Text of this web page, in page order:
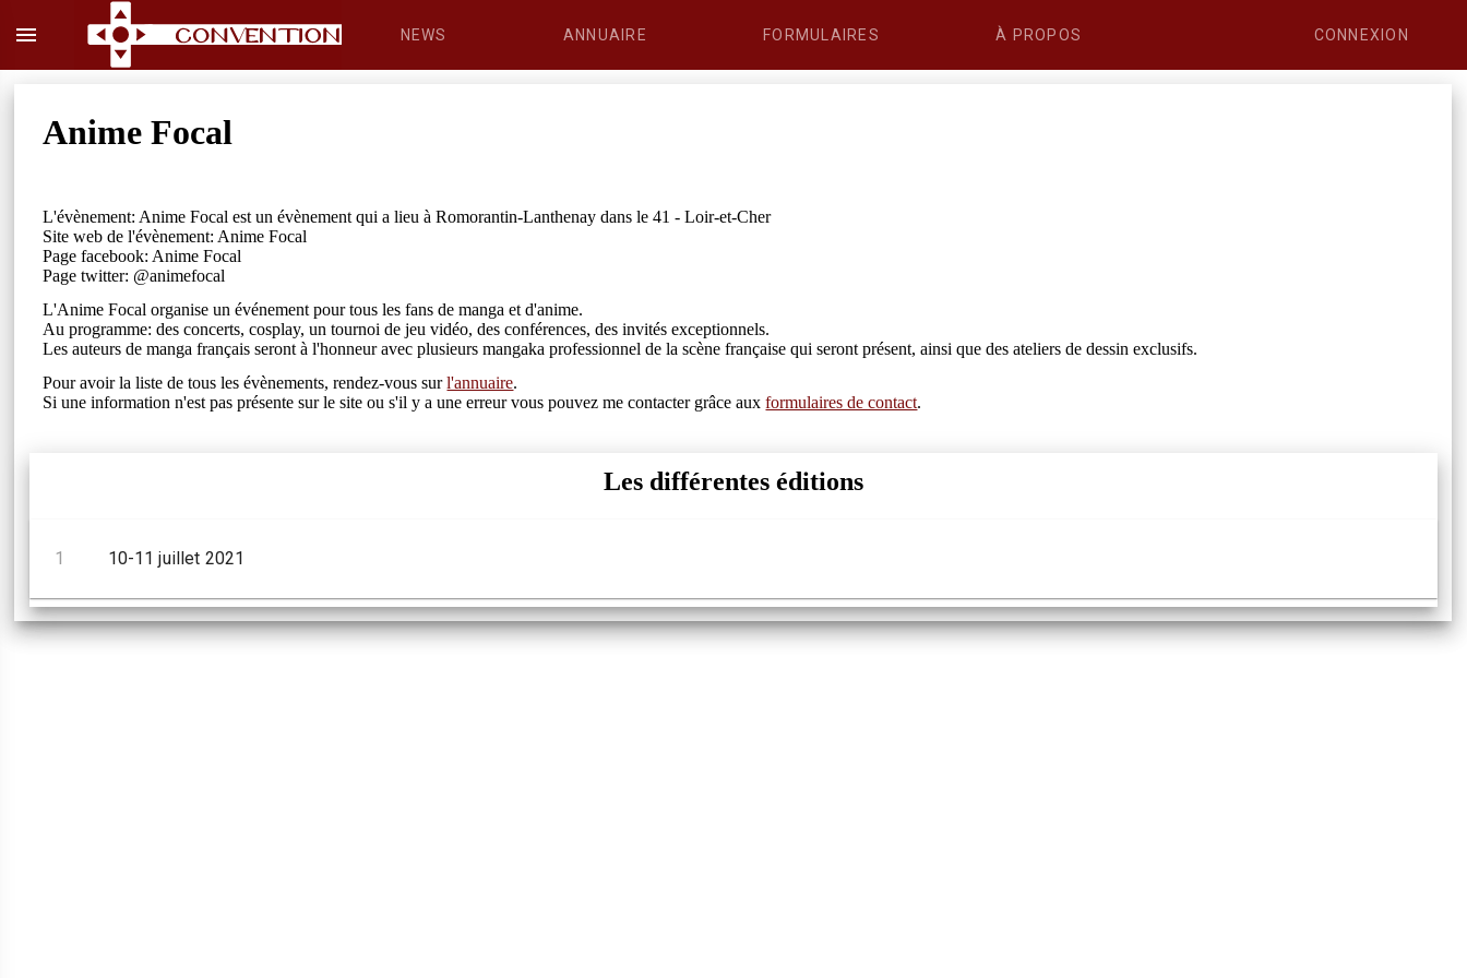
menu NEWS ANNUAIRE FORMULAIRES À PROPOS CONNEXION
Anime Focal
L'évènement: Anime Focal est un évènement qui a lieu à Romorantin-Lanthenay dans le 41 - Loir-et-Cher
Site web de l'évènement: Anime Focal
Page facebook: Anime Focal
Page twitter: @animefocal
L'Anime Focal organise un événement pour tous les fans de manga et d'anime.
Au programme: des concerts, cosplay, un tournoi de jeu vidéo, des conférences, des invités exceptionnels.
Les auteurs de manga français seront à l'honneur avec plusieurs mangaka professionnel de la scène française qui seront présent, ainsi que des ateliers de dessin exclusifs.
Pour avoir la liste de tous les évènements, rendez-vous surl'annuaire.
Si une information n'est pas présente sur le site ou s'il y a une erreur vous pouvez me contacter grâce auxformulaires de contact.
Les différentes éditions
1 10-11 juillet 2021